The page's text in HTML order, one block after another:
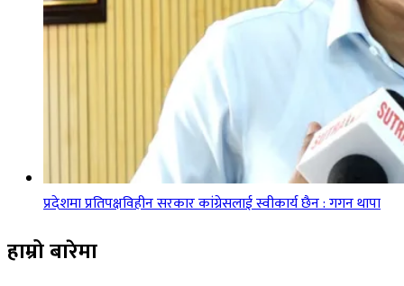
प्रदेशमा प्रतिपक्षविहीन सरकार कांग्रेसलाई स्वीकार्य छैन : गगन थापा
हाम्रो बारेमा